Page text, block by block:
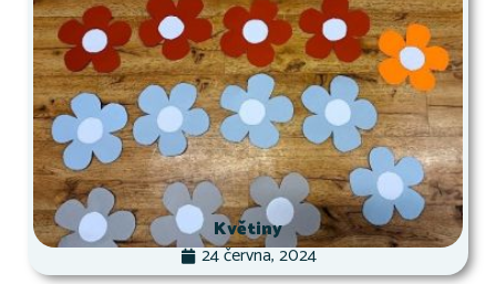
Květiny
24 června, 2024